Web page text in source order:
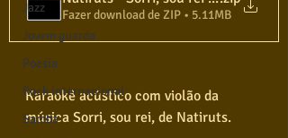
Jazz
Jovem guarda
Poesia
Rock internacional
Samba
Fazer download de ZIP • 5.11MB
Karaokê acústico com violão da
música Sorri, sou rei, de Natiruts.